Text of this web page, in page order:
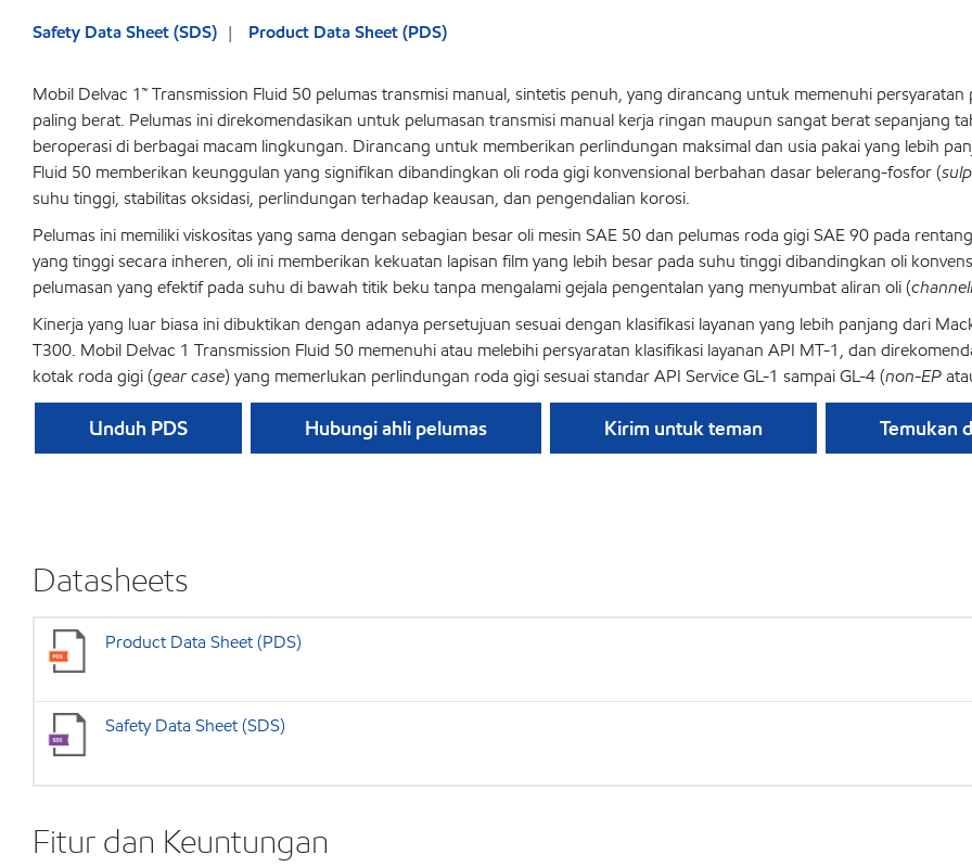
Safety Data Sheet (SDS) Product Data Sheet (PDS)
Mobil Delvac 1™ Transmission Fluid 50 pelumas transmisi manual, sintetis penuh, yang dirancang untuk memenuhi
paling berat. Pelumas ini direkomendasikan untuk pelumasan transmisi manual kerja ringan maupun sangat berat sepanjang
beroperasi di berbagai macam lingkungan. Dirancang untuk memberikan perlindungan maksimal dan usia pakai yang lebih
Fluid 50 memberikan keunggulan yang signifikan dibandingkan oli roda gigi konvensional berbahan dasar belerang-fosfor (
suhu tinggi, stabilitas oksidasi, perlindungan terhadap keausan, dan pengendalian korosi.
Pelumas ini memiliki viskositas yang sama dengan sebagian besar oli mesin SAE 50 dan pelumas roda gigi SAE 90 pada
yang tinggi secara inheren, oli ini memberikan kekuatan lapisan film yang lebih besar pada suhu tinggi dibandingkan oli
pelumasan yang efektif pada suhu di bawah titik beku tanpa mengalami gejala pengentalan yang menyumbat aliran oli (
Kinerja yang luar biasa ini dibuktikan dengan adanya persetujuan sesuai dengan klasifikasi layanan yang lebih panjang dari
T300. Mobil Delvac 1 Transmission Fluid 50 memenuhi atau melebihi persyaratan klasifikasi layanan API MT-1, dan
kotak roda gigi (gear case) yang memerlukan perlindungan roda gigi sesuai standar API Service GL-1 sampai GL-4 (non-EP
Unduh PDS Hubungi ahli pelumas Kirim untuk teman Temukan
Datasheets
Product Data Sheet (PDS)
Safety Data Sheet (SDS)
Fitur dan Keuntungan